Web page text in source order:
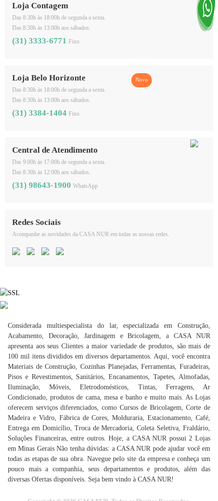
Loja Contagem
Das 8:30h às 18:00h de segunda a sexta.
Das 8:30h às 13:00h aos sábados.
(31) 3333-6771 Fixo
Loja Belo Horizonte
Das 8:30h às 18:00h de segunda a sexta.
Das 8:30h às 13:00h aos sábados.
(31) 3384-1404 Fixo
Central de Atendimento
Das 9:00h às 17:00h de segunda a sexta.
Das 8:30h às 12:00h aos sábados.
(31) 98643-1900 WhatsApp
Redes Sociais
Acompanhe as novidades da CASA NUR em todas as nossas redes.
Considerada multiespecialista do lar, especializada em Construção,
Acabamento, Decoração, Jardinagem e Bricolagem, a CASA NUR
apresenta aos seus Clientes a maior variedade de produtos, são mais de
100 mil itens divididos em diversos departamentos. Aqui, você encontra
Materiais de Construção, Cozinhas Planejadas, Ferramentas, Furadeiras,
Pisos e Revestimentos, Sanitários, Encanamentos, Tapetes, Almofadas,
Iluminação, Móveis, Eletrodomésticos, Tintas, Ferragens, Ar
Condicionado, produtos de cama, mesa e banho e muito mais. As Lojas
oferecem serviços diferenciados, como Cursos de Bricolagem, Corte de
Madeira e Vidro, Fábrica de Cores, Molduraria, Estacionamento, Café,
Entrega em Domicílio, Troca de Mercadoria, Coleta Seletiva, Fraldário,
Soluções Financeiras, entre outros. Hoje, a CASA NUR possui 2 Lojas
em Minas Gerais Não tenha dúvidas: a CASA NUR pode ajudar você em
todas as etapas de sua obra. Navegue pelo site da empresa e conheça um
pouco mais a companhia, seus departamentos e produtos, além das
diversas Ofertas disponíveis. Seja bem vindo à CASA NUR!